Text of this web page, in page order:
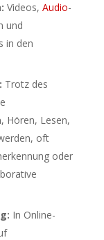
Videos, Audio-
und
in den
Trotz des
Hören, Lesen,
oft
oder
In Online-